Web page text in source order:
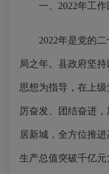
一、2022年工作
2022年是党的
局之年。县政府坚
思想为指导，在上
厉奋发、团结奋进
居新城，全方位推
生产总值突破千亿